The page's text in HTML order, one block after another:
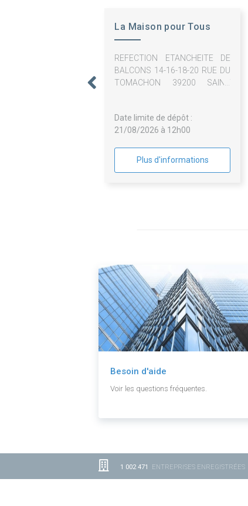
La Maison pour Tous
REFECTION ETANCHEITE DE
BALCONS 14-16-18-20 RUE DU
TOMACHON 39200 SAINT
Date limite de dépôt :
21/08/2026 à 12h00
Plus d'informations
Besoin d'aide
Voir les questions fréquentes.
1 002 471 ENTREPRISES ENREGISTRÉES